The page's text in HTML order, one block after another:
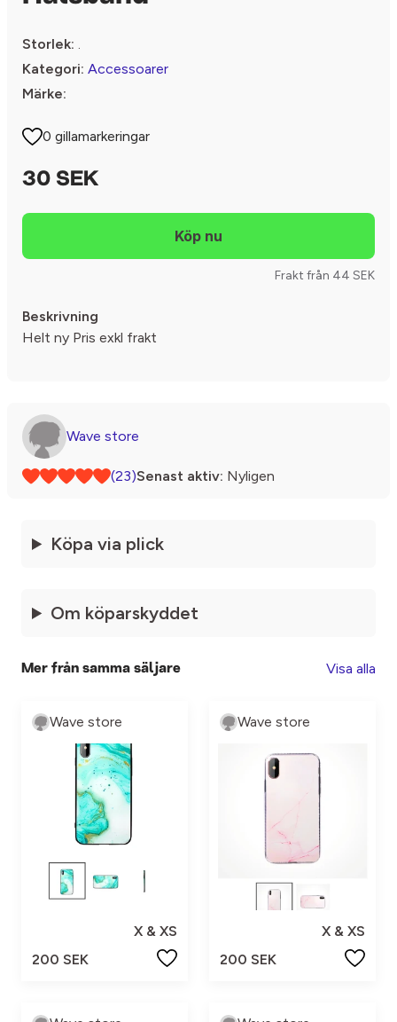
Storlek: .
Kategori: Accessoarer
Märke:
0 gillamarkeringar
30 SEK
Frakt från 44 SEK
Beskrivning
Helt ny Pris exkl frakt
Wave store
(23)Senast aktiv: Nyligen
Köpa via plick
Om köparskyddet
Mer från samma säljare Visa alla
Wave store
X & XS
200 SEK
Wave store
X & XS
200 SEK